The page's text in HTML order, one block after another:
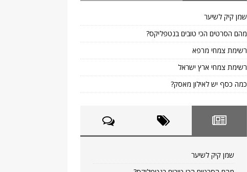
שמן קיק לשיער
מהם הסרטים הכי טובים בנטפליקס?
רשימת צמחי מרפא
רשימת צמחי ארץ ישראל
כמה כסף יש לאילון מאסק?
שמן קיק לשיער